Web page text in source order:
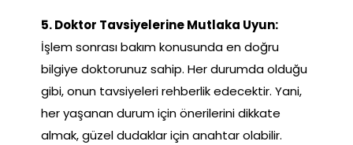
5. Doktor Tavsiyelerine Mutlaka Uyun:
İşlem sonrası bakım konusunda en doğru
bilgiye doktorunuz sahip. Her durumda olduğu
gibi, onun tavsiyeleri rehberlik edecektir. Yani,
her yaşanan durum için önerilerini dikkate
almak, güzel dudaklar için anahtar olabilir.